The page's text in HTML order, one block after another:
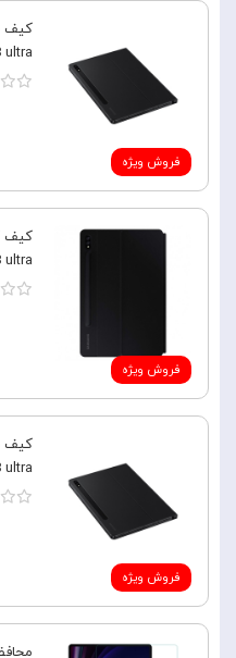
فروش ویژه
ultra
فروش ویژه
ultra
فروش ویژه
ultra